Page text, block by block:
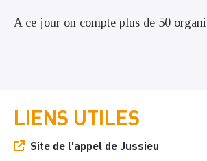
A ce jour on compte plus de 50
LIENS UTILES
Site de l'appel de Jussieu